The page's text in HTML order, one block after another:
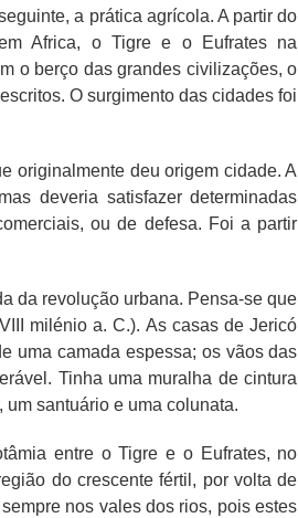
a prática agrícola. A partir do
Africa, o Tigre e o Eufrates na
o berço das grandes civilizações, o
O surgimento das cidades foi
originalmente deu origem cidade. A
deveria satisfazer determinadas
ou de defesa. Foi a partir
da revolução urbana. Pensa-se que
milénio a. C.). As casas de Jericó
uma camada espessa; os vãos das
Tinha uma muralha de cintura
santuário e uma colunata.
entre o Tigre e o Eufrates, no
do crescente fértil, por volta de
nos vales dos rios, pois estes